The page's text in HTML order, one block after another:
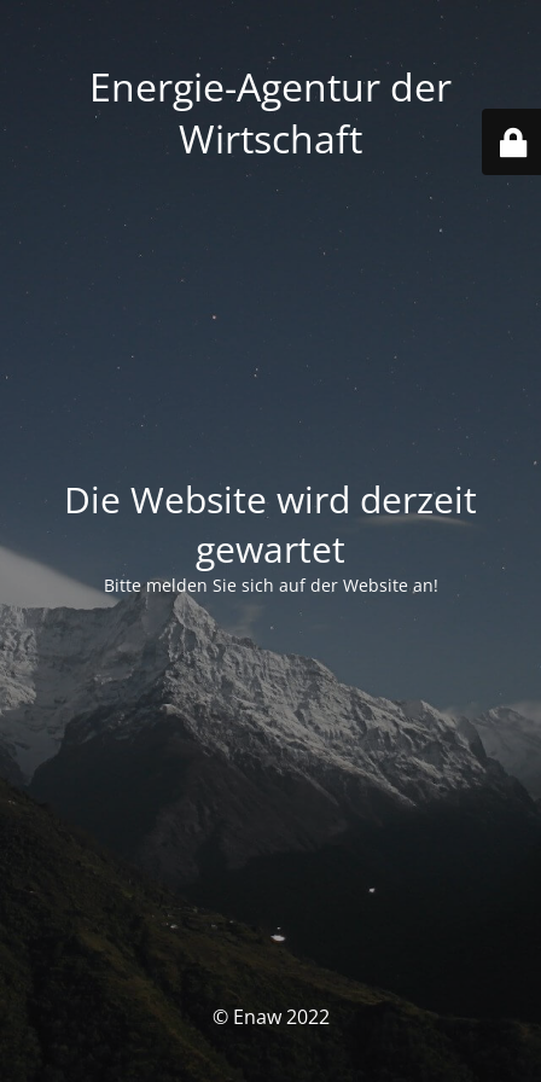
Energie-Agentur der
Wirtschaft
Die Website wird derzeit
gewartet
Bitte melden Sie sich auf der Website an!
© Enaw 2022